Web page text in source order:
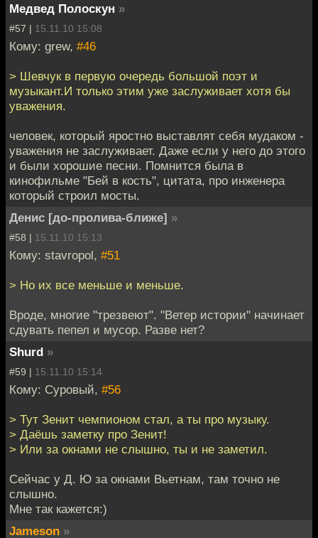
Медвед Полоскун »
#57 | 15.11.10 15:08
Кому: grew, #46
> Шевчук в первую очередь большой поэт и
музыкант.И только этим уже заслуживает хотя бы
уважения.
человек, который яростно выставлят себя мудаком -
уважения не заслуживает. Даже если у него до этого
и были хорошие песни. Помнится была в
кинофильме "Бей в кость", цитата, про инженера
который строил мосты.
Денис [до-пролива-ближе] »
#58 | 15.11.10 15:13
Кому: stavropol, #51
> Но их все меньше и меньше.
Вроде, многие "трезвеют". "Ветер истории" начинает
сдувать пепел и мусор. Разве нет?
Shurd »
#59 | 15.11.10 15:14
Кому: Суровый, #56
> Тут Зенит чемпионом стал, а ты про музыку.
> Даёшь заметку про Зенит!
> Или за окнами не слышно, ты и не заметил.
Сейчас у Д. Ю за окнами Вьетнам, там точно не
слышно.
Мне так кажется:)
Jameson »